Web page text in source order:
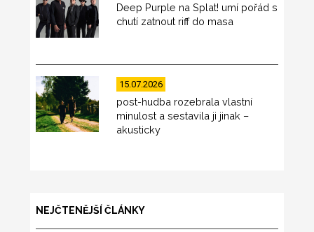
Deep Purple na Splat! umí pořád s
chutí zatnout riff do masa
15.07.2026
post-hudba rozebrala vlastní
minulost a sestavila ji jinak –
akusticky
NEJČTENĚJŠÍ ČLÁNKY